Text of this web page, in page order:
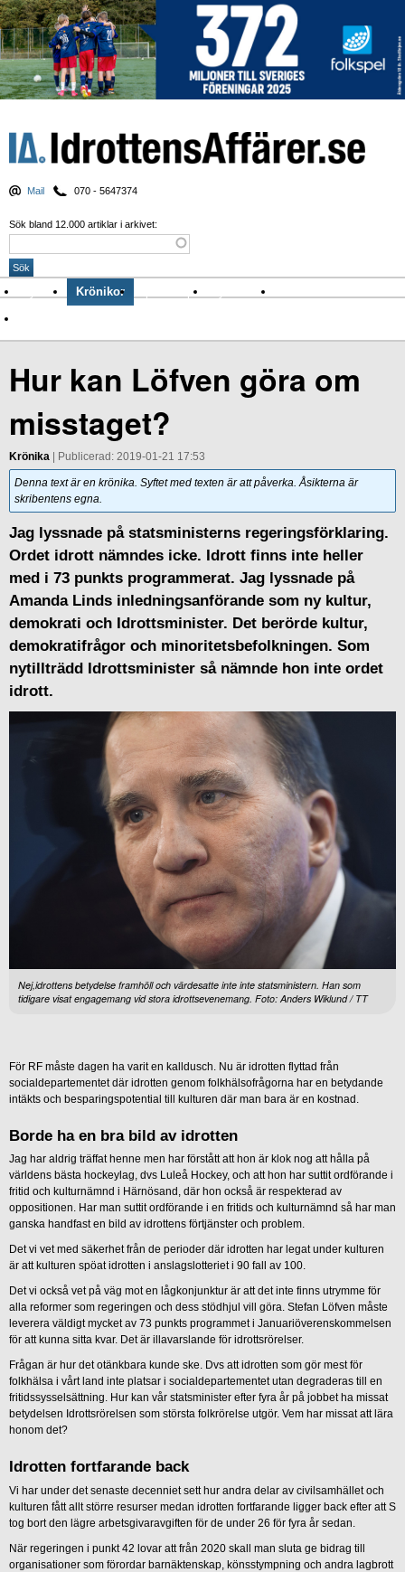
Mail 070 - 5647374
Sök bland 12.000 artiklar i arkivet:
Nyheter Krönikor Sport & spel Nyhetsbrev
Hur kan Löfven göra om
misstaget?
Krönika | Publicerad: 2019-01-21 17:53
Denna text är en krönika. Syftet med texten är att påverka. Åsikterna är
skribentens egna.
Jag lyssnade på statsministerns regeringsförklaring.
Ordet idrott nämndes icke. Idrott finns inte heller
med i 73 punkts programmerat. Jag lyssnade på
Amanda Linds inledningsanförande som ny kultur,
demokrati och Idrottsminister. Det berörde kultur,
demokratifrågor och minoritetsbefolkningen. Som
nytillträdd Idrottsminister så nämnde hon inte ordet
idrott.
Nej,idrottens betydelse framhöll och värdesatte inte inte statsministern. Han som
tidigare visat engagemang vid stora idrottsevenemang. Foto: Anders Wiklund / TT
För RF måste dagen ha varit en kalldusch. Nu är idrotten flyttad från
socialdepartementet där idrotten genom folkhälsofrågorna har en betydande
intäkts och besparingspotential till kulturen där man bara är en kostnad.
Borde ha en bra bild av idrotten
Jag har aldrig träffat henne men har förstått att hon är klok nog att hålla på
världens bästa hockeylag, dvs Luleå Hockey, och att hon har suttit ordförande i
fritid och kulturnämnd i Härnösand, där hon också är respekterad av
oppositionen. Har man suttit ordförande i en fritids och kulturnämnd så har man
ganska handfast en bild av idrottens förtjänster och problem.
Det vi vet med säkerhet från de perioder där idrotten har legat under kulturen
är att kulturen spöat idrotten i anslagslotteriet i 90 fall av 100.
Det vi också vet på väg mot en lågkonjunktur är att det inte finns utrymme för
alla reformer som regeringen och dess stödhjul vill göra. Stefan Löfven måste
leverera väldigt mycket av 73 punkts programmet i Januariöverenskommelsen
för att kunna sitta kvar. Det är illavarslande för idrottsrörelser.
Frågan är hur det otänkbara kunde ske. Dvs att idrotten som gör mest för
folkhälsa i vårt land inte platsar i socialdepartementet utan degraderas till en
fritidssysselsättning. Hur kan vår statsminister efter fyra år på jobbet ha missat
betydelsen Idrottsrörelsen som största folkrörelse utgör. Vem har missat att lära
honom det?
Idrotten fortfarande back
Vi har under det senaste decenniet sett hur andra delar av civilsamhället och
kulturen fått allt större resurser medan idrotten fortfarande ligger back efter att S
tog bort den lägre arbetsgivaravgiften för de under 26 för fyra år sedan.
När regeringen i punkt 42 lovar att från 2020 skall man sluta ge bidrag till
organisationer som förordar barnäktenskap, könsstympning och andra lagbrott